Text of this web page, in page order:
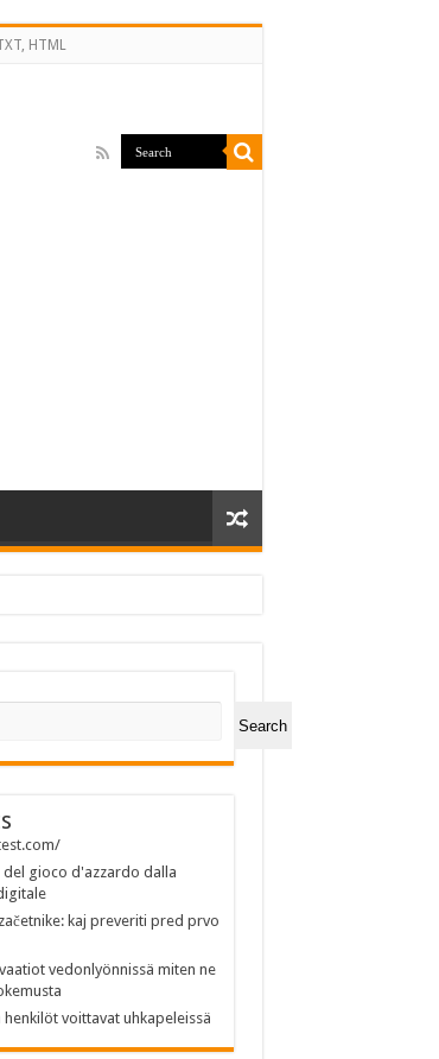
HTML
Search
del gioco d'azzardo dalla
kaj preveriti pred prvo
vedonlyönnissä miten ne
henkilöt voittavat uhkapeleissä